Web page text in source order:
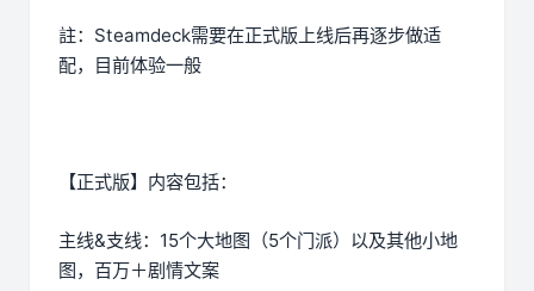
註：Steamdeck需要在正式版上线后再逐步做适
配，目前体验一般
【正式版】内容包括：
主线&支线：15个大地图（5个门派）以及其他小地
图，百万＋剧情文案